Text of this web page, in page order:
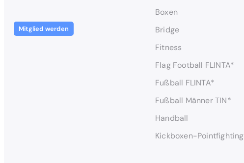
Mitglied werden
Boxen
Bridge
Fitness
Flag Football FLINTA*
Fußball FLINTA*
Fußball Männer TIN*
Handball
Kickboxen-Pointfighting